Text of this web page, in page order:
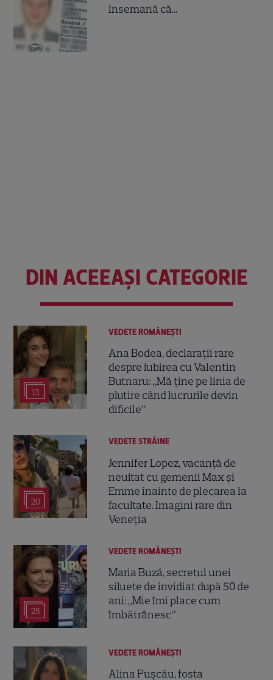
însemană că...
DIN ACEEAȘI CATEGORIE
13
VEDETE ROMÂNEŞTI
Ana Bodea, declarații rare
despre iubirea cu Valentin
Butnaru: „Mă ține pe linia de
plutire când lucrurile devin
dificile”
20
VEDETE STRĂINE
Jennifer Lopez, vacanță de
neuitat cu gemenii Max și
Emme înainte de plecarea la
facultate. Imagini rare din
Veneția
25
VEDETE ROMÂNEŞTI
Maria Buză, secretul unei
siluete de invidiat după 50 de
ani: „Mie îmi place cum
îmbătrânesc”
VEDETE ROMÂNEŞTI
Alina Pușcău, fosta